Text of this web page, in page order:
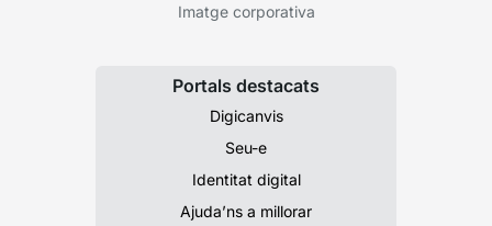
Imatge corporativa
Portals destacats
Digicanvis
Seu-e
Identitat digital
Ajuda’ns a millorar